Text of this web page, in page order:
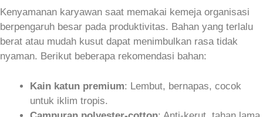
Kenyamanan karyawan saat memakai kemeja organisasi
berpengaruh besar pada produktivitas. Bahan yang terlalu
berat atau mudah kusut dapat menimbulkan rasa tidak
nyaman. Berikut beberapa rekomendasi bahan:
Kain katun premium: Lembut, bernapas, cocok
untuk iklim tropis.